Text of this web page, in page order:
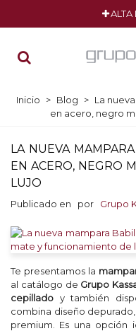
ALTA
Inicio > Blog > La
en acero, negro
LA NUEVA
EN ACERO, NEGRO
LUJO
Publicado en por Grupo
Te presentamos la
al catálogo de Grupo
cepillado y también
combina diseño
premium. Es una opción